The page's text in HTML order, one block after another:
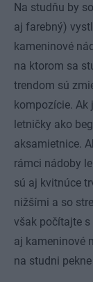
Na studňu by
aj farebný)
kameninové
na ktorom sa
trendom sú
kompozície. Ak
letničky ako
aksamietnice.
rámci nádoby
sú aj kvitnúce
nižšími a so
však počítajte
aj kameninové
na studni